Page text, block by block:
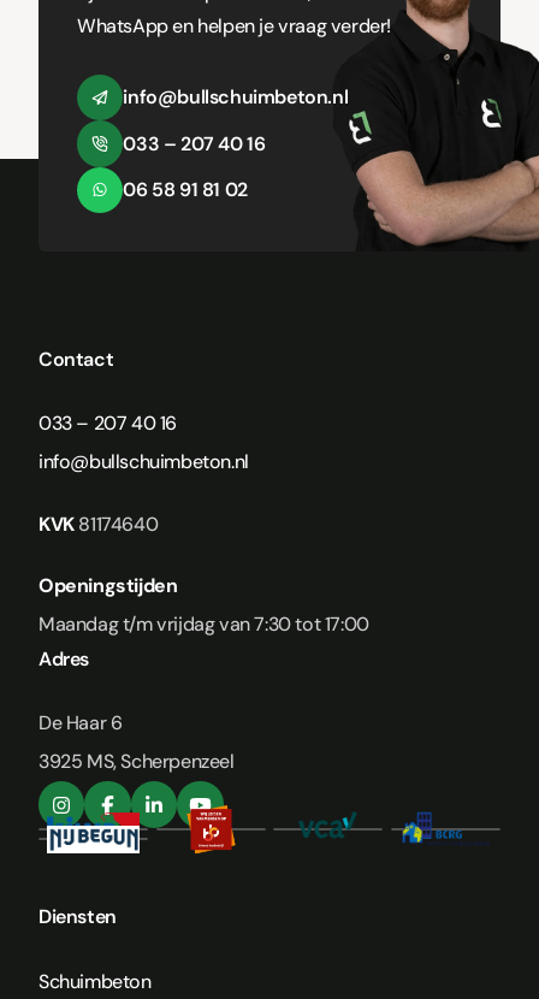
WhatsApp en helpen je vraag verder!
info@bullschuimbeton.nl
033 – 207 40 16
06 58 91 81 02
Contact
033 – 207 40 16
info@bullschuimbeton.nl
KVK81174640
Openingstijden
Maandag t/m vrijdag van 7:30 tot 17:00
Adres
De Haar 6
3925 MS, Scherpenzeel
Diensten
Schuimbeton